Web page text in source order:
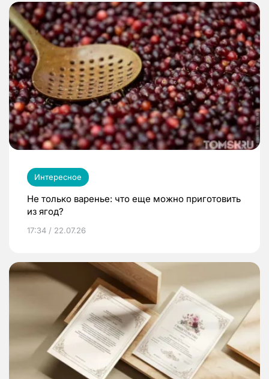
Интересное
Не только варенье: что еще можно приготовить
из ягод?
17:34 / 22.07.26